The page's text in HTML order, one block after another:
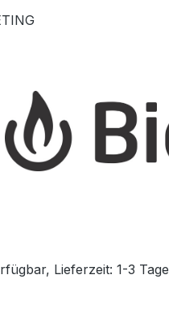
Lieferzeit: 1-3 Tage